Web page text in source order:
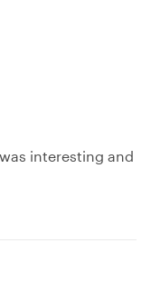
interesting and